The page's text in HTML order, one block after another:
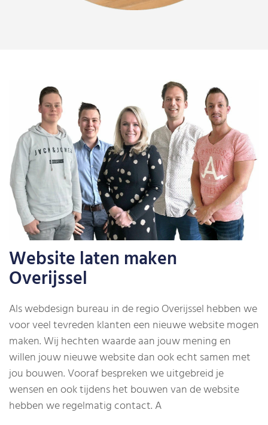
Website laten maken
Overijssel
Als webdesign bureau in de regio Overijssel hebben we
voor veel tevreden klanten een nieuwe website mogen
maken. Wij hechten waarde aan jouw mening en
willen jouw nieuwe website dan ook echt samen met
jou bouwen. Vooraf bespreken we uitgebreid je
wensen en ook tijdens het bouwen van de website
hebben we regelmatig contact. A